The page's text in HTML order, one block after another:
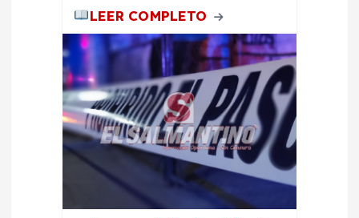
LEER COMPLETO